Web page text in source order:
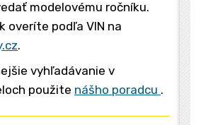
modelovému ročníku.
overíte podľa VIN na
.
vyhľadávanie v
použite nášho poradcu .